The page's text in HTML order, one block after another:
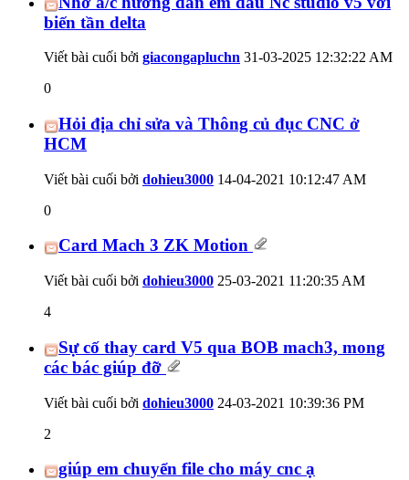
biến tần delta
Viết bài cuối bởi giacongapluchn 31-03-2025 12:32:22 AM
0
Hỏi địa chỉ sửa và Thông củ đục CNC ở
HCM
Viết bài cuối bởi dohieu3000 14-04-2021 10:12:47 AM
0
Card Mach 3 ZK Motion
Viết bài cuối bởi dohieu3000 25-03-2021 11:20:35 AM
4
Sự cố thay card V5 qua BOB mach3, mong
các bác giúp đỡ
Viết bài cuối bởi dohieu3000 24-03-2021 10:39:36 PM
2
giúp em chuyển file cho máy cnc ạ